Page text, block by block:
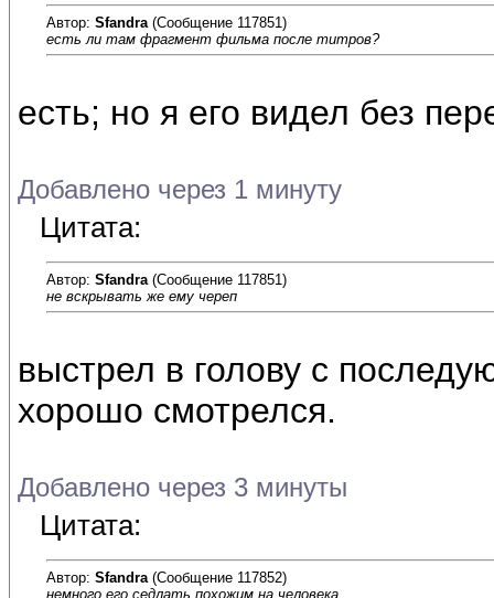
Автор: Sfandra (Сообщение 117851)
есть ли там фрагмент фильма после титров?
есть; но я его видел без
Добавлено через 1 минуту
Цитата:
Автор: Sfandra (Сообщение 117851)
не вскрывать же ему череп
выстрел в голову с
хорошо смотрелся.
Добавлено через 3 минуты
Цитата:
Автор: Sfandra (Сообщение 117852)
немного его седлать похожим на человека